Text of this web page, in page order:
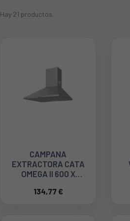
Hay 21 productos.
CAMPANA
EXTRACTORA CATA
OMEGA II 600 X
134,77 €